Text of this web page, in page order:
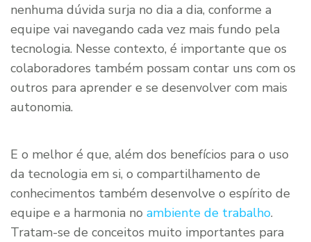
nenhuma dúvida surja no dia a dia, conforme a
equipe vai navegando cada vez mais fundo pela
tecnologia. Nesse contexto, é importante que os
colaboradores também possam contar uns com os
outros para aprender e se desenvolver com mais
autonomia.
E o melhor é que, além dos benefícios para o uso
da tecnologia em si, o compartilhamento de
conhecimentos também desenvolve o espírito de
equipe e a harmonia no ambiente de trabalho.
Tratam-se de conceitos muito importantes para